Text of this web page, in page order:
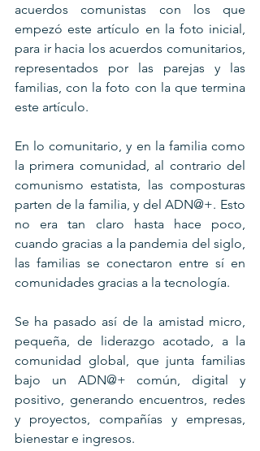
acuerdos comunistas con los que
empezó este artículo en la foto inicial,
para ir hacia los acuerdos comunitarios,
representados por las parejas y las
familias, con la foto con la que termina
este artículo.
En lo comunitario, y en la familia como
la primera comunidad, al contrario del
comunismo estatista, las composturas
parten de la familia, y del ADN@+. Esto
no era tan claro hasta hace poco,
cuando gracias a la pandemia del siglo,
las familias se conectaron entre sí en
comunidades gracias a la tecnología.
Se ha pasado así de la amistad micro,
pequeña, de liderazgo acotado, a la
comunidad global, que junta familias
bajo un ADN@+ común, digital y
positivo, generando encuentros, redes
y proyectos, compañías y empresas,
bienestar e ingresos.